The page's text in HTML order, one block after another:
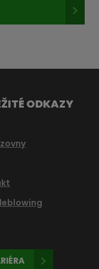
ODKAZY